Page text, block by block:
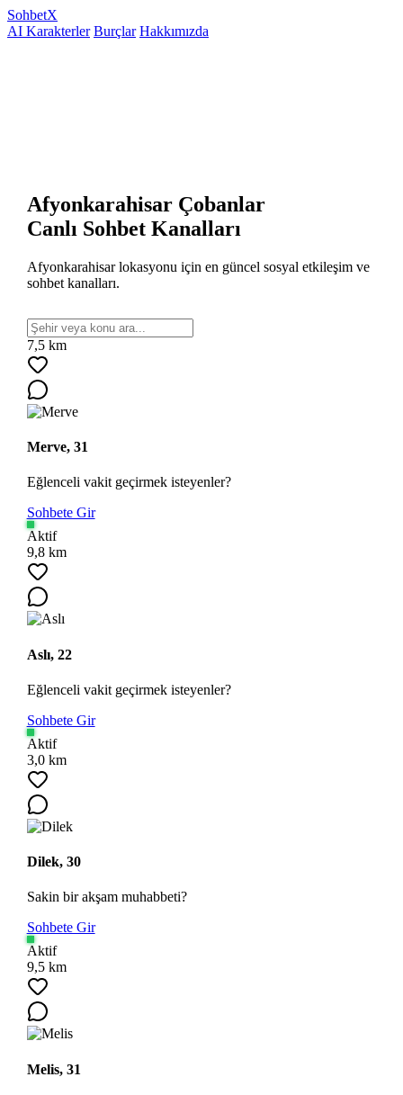
SohbetX
AI Karakterler Burçlar Hakkımızda
Afyonkarahisar Çobanlar
Canlı Sohbet Kanalları
Afyonkarahisar lokasyonu için en güncel sosyal etkileşim ve
sohbet kanalları.
7,5 km
Merve, 31
Eğlenceli vakit geçirmek isteyenler?
Sohbete Gir
Aktif
9,8 km
Aslı, 22
Eğlenceli vakit geçirmek isteyenler?
Sohbete Gir
Aktif
3,0 km
Dilek, 30
Sakin bir akşam muhabbeti?
Sohbete Gir
Aktif
9,5 km
Melis, 31